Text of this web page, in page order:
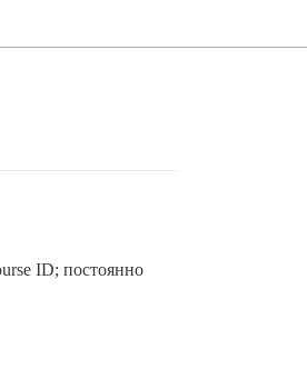
ID; постоянно